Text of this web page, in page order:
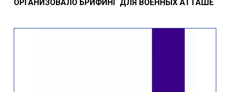
ОРГАНИЗОВАЛО БРИФИНГ ДЛЯ ВОЕННЫХ АТТАШЕ